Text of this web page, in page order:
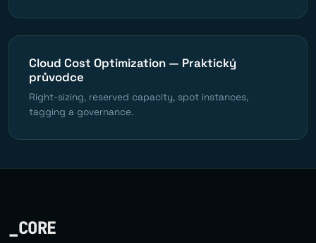
Cloud Cost Optimization — Praktický
průvodce
Right-sizing, reserved capacity, spot instances,
tagging a governance.
_CORE